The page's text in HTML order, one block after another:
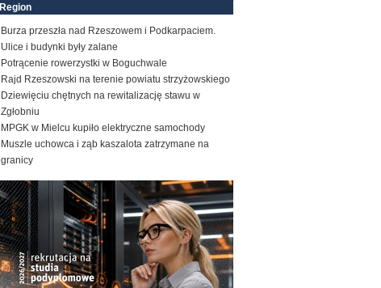
Region
Burza przeszła nad Rzeszowem i Podkarpaciem.
Ulice i budynki były zalane
Potrącenie rowerzystki w Boguchwale
Rajd Rzeszowski na terenie powiatu strzyżowskiego
Dziewięciu chętnych na rewitalizację stawu w
Zgłobniu
MPGK w Mielcu kupiło elektryczne samochody
Muszle uchowca i ząb kaszalota zatrzymane na
granicy